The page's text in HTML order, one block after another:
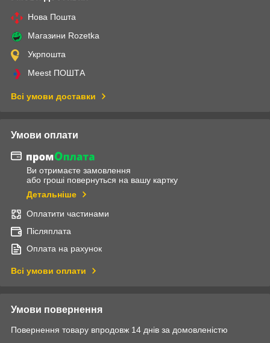
Нова Пошта
Магазини Rozetka
Укрпошта
Meest ПОШТА
Всі умови доставки
Умови оплати
Ви отримаєте замовлення
або гроші повернуться на вашу картку
Детальніше
Оплатити частинами
Післяплата
Оплата на рахунок
Всі умови оплати
Умови повернення
Повернення товару впродовж 14 днів за домовленістю